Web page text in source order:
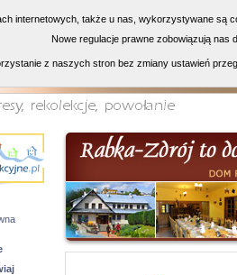
internetowych, także u nas, wykorzystywane są
Nowe regulacje prawne zobowiązują nas
z naszych stron bez zmiany ustawień